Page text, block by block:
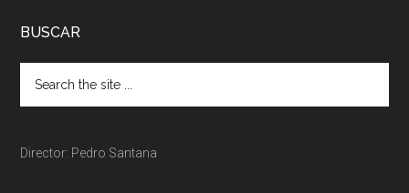
BUSCAR
Director: Pedro Santana